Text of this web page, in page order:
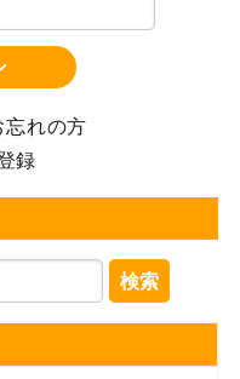
れの方
録
検索